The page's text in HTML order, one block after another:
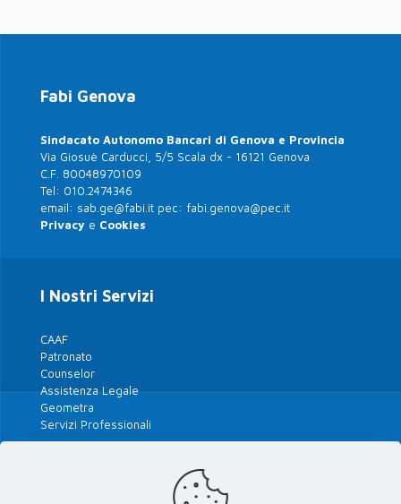
Fabi Genova
Sindacato Autonomo Bancari di Genova e Provincia
Via Giosuè Carducci, 5/5 Scala dx - 16121 Genova
C.F. 80048970109
Tel: 010.2474346
email: sab.ge@fabi.it pec: fabi.genova@pec.it
Privacy e Cookies
I Nostri Servizi
CAAF
Patronato
Counselor
Assistenza Legale
Geometra
Servizi Professionali